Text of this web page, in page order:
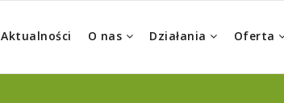
Aktualności O nas Działania Oferta